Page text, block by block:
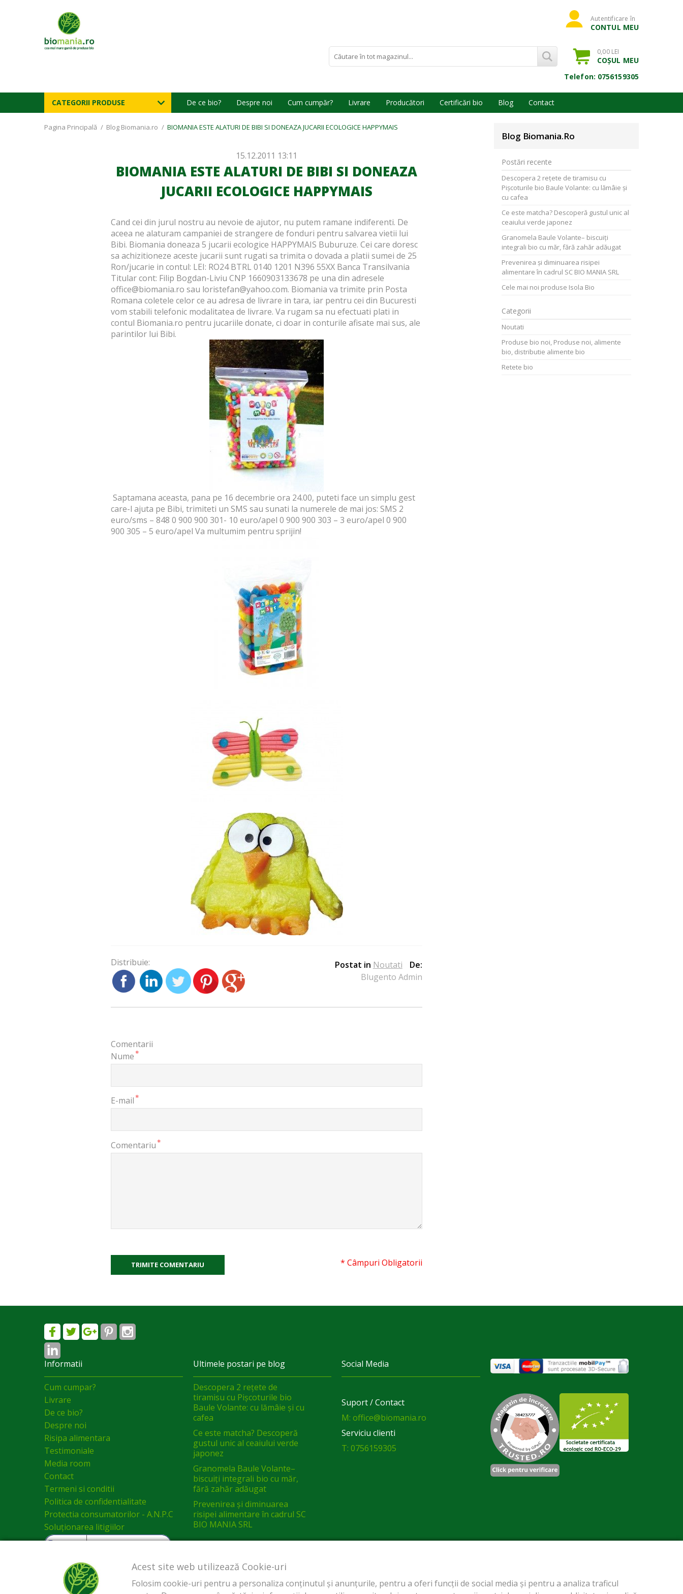
Autentificare în
CONTUL MEU
0,00 LEI
COȘUL MEU
Telefon: 0756159305
CATEGORII PRODUSE De ce bio? Despre noi Cum cumpăr? Livrare Producători Certificări bio Blog Contact
Pagina Principală / Blog Biomania.ro / BIOMANIA ESTE ALATURI DE BIBI SI DONEAZA JUCARII ECOLOGICE HAPPYMAIS
BIOMANIA ESTE ALATURI DE BIBI SI DONEAZA
JUCARII ECOLOGICE HAPPYMAIS
15.12.2011 13:11
Cand cei din jurul nostru au nevoie de ajutor, nu putem ramane indiferenti. De
aceea ne alaturam campaniei de strangere de fonduri pentru salvarea vietii lui
Bibi. Biomania doneaza 5 jucarii ecologice HAPPYMAIS Buburuze. Cei care doresc
sa achizitioneze aceste jucarii sunt rugati sa trimita o dovada a platii sumei de 25
Ron/jucarie in contul: LEI: RO24 BTRL 0140 1201 N396 55XX Banca Transilvania
Titular cont: Filip Bogdan-Liviu CNP 1660903133678 pe una din adresele
office@biomania.ro sau loristefan@yahoo.com. Biomania va trimite prin Posta
Romana coletele celor ce au adresa de livrare in tara, iar pentru cei din Bucuresti
vom stabili telefonic modalitatea de livrare. Va rugam sa nu efectuati plati in
contul Biomania.ro pentru jucariile donate, ci doar in conturile afisate mai sus, ale
parintilor lui Bibi.
Saptamana aceasta, pana pe 16 decembrie ora 24.00, puteti face un simplu gest
care-l ajuta pe Bibi, trimiteti un SMS sau sunati la numerele de mai jos: SMS 2
euro/sms – 848 0 900 900 301- 10 euro/apel 0 900 900 303 – 3 euro/apel 0 900
900 305 – 5 euro/apel Va multumim pentru sprijin!
Distribuie: Postat in Noutati
De:
Blugento Admin
Comentarii
Nume *
E-mail *
Comentariu *
* Câmpuri Obligatorii
TRIMITE COMENTARIU
Blog Biomania.ro
Postări recente
Descopera 2 rețete de tiramisu cu
Pișcoturile bio Baule Volante: cu lămâie și
cu cafea
Ce este matcha? Descoperă gustul unic al
ceaiului verde japonez
Granomela Baule Volante– biscuiți
integrali bio cu măr, fără zahăr adăugat
Prevenirea și diminuarea risipei
alimentare în cadrul SC BIO MANIA SRL
Cele mai noi produse Isola Bio
Categorii
Noutati
Produse bio noi, Produse noi, alimente
bio, distributie alimente bio
Retete bio
Informatii
Cum cumpar?
Livrare
De ce bio?
Despre noi
Risipa alimentara
Testimoniale
Media room
Contact
Termeni si conditii
Politica de confidentialitate
Protectia consumatorilor - A.N.P.C
Soluționarea litigiilor
Ultimele postari pe blog
Descopera 2 rețete de
tiramisu cu Pișcoturile bio
Baule Volante: cu lămâie și cu
cafea
Ce este matcha? Descoperă
gustul unic al ceaiului verde
japonez
Granomela Baule Volante–
biscuiți integrali bio cu măr,
fără zahăr adăugat
Prevenirea și diminuarea
risipei alimentare în cadrul SC
BIO MANIA SRL
Social Media
Suport / Contact
M: office@biomania.ro
Serviciu clienti
T: 0756159305
Acest site web utilizează Cookie-uri
Folosim cookie-uri pentru a personaliza conținutul și anunțurile, pentru a oferi funcții de social media și pentru a analiza traficul